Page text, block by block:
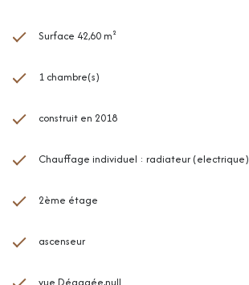
Surface 42,60 m²
1 chambre(s)
construit en 2018
Chauffage individuel : radiateur (electrique)
2ème étage
ascenseur
vue Dégagée,null